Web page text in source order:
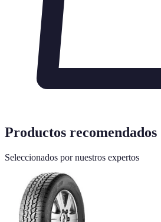
Productos recomendados
Seleccionados por nuestros expertos